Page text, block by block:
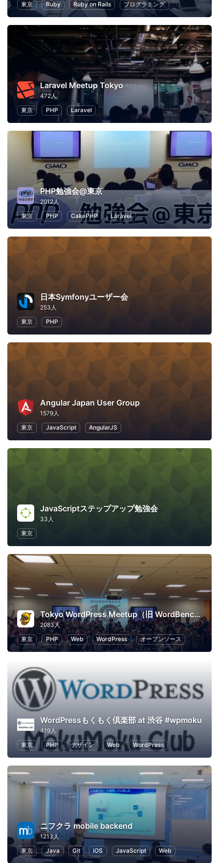
東京
Ruby Ruby on Rails プログラミング
Laravel Meetup Tokyo
472人
東京
PHP Laravel
PHP勉強会@東京
2012人
東京
PHP CakePHP Laravel
日本Symfonyユーザー会
253人
東京
PHP
Angular Japan User Group
1579人
東京
JavaScript AngularJS
JavaScriptステップアップ勉強会
33人
東京
Tokyo WordPress Meetup（旧 WordBench 東京）
2083人
東京
PHP Web WordPress オープンソース
WordPressもくもく倶楽部 at 渋谷 #wpmoku
419人
東京
PHP デザイン Web WordPress
ニフクラ mobile backend
1213人
東京
Java Git iOS JavaScript Web